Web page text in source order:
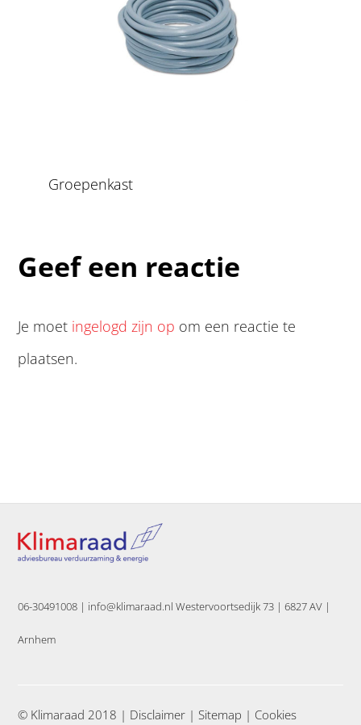
Groepenkast
Geef een reactie
Je moet ingelogd zijn op om een reactie te
plaatsen.
06-30491008 | info@klimaraad.nl Westervoortsedijk 73 | 6827 AV |
Arnhem
© Klimaraad 2018 | Disclaimer | Sitemap | Cookies